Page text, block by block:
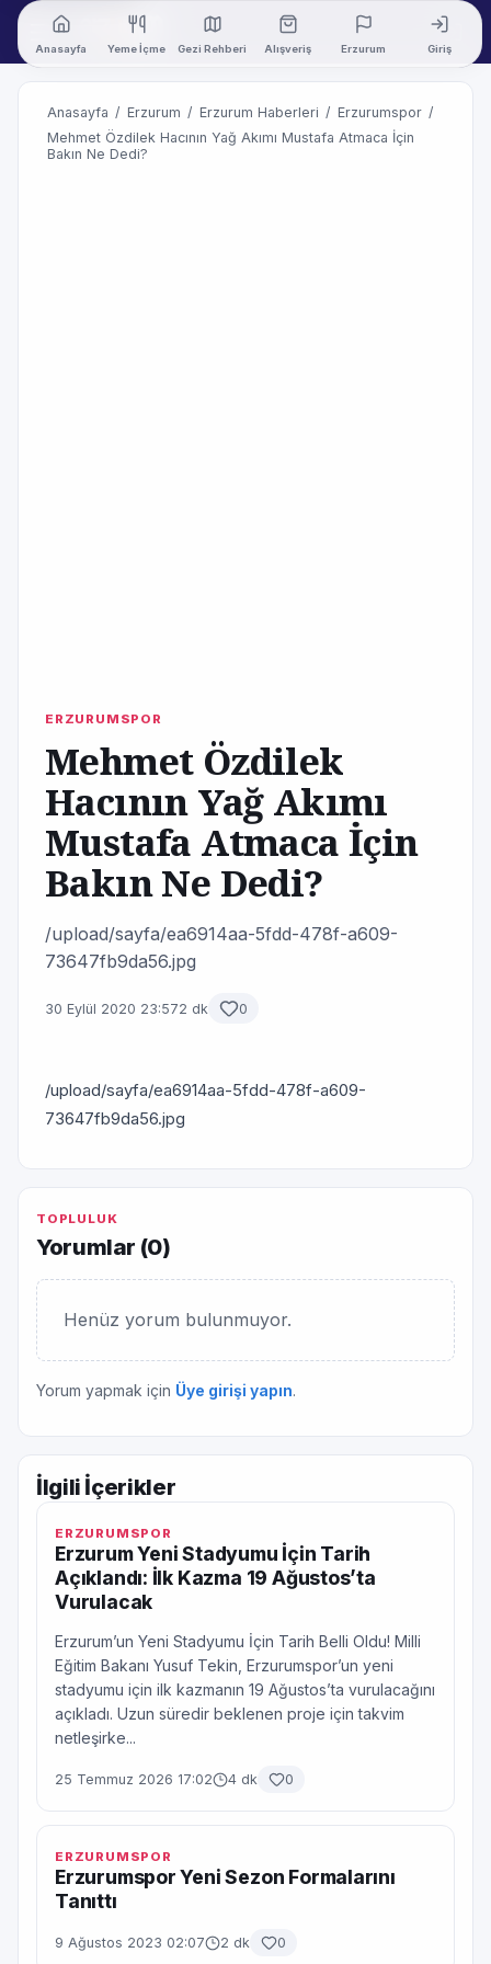
Anasayfa Yeme İçme Gezi Rehberi Alışveriş Erzurum Giriş
Anasayfa / Erzurum / Erzurum Haberleri / Erzurumspor /
Mehmet Özdilek Hacının Yağ Akımı Mustafa Atmaca İçin
Bakın Ne Dedi?
ERZURUMSPOR
Mehmet Özdilek
Hacının Yağ Akımı
Mustafa Atmaca İçin
Bakın Ne Dedi?
/upload/sayfa/ea6914aa-5fdd-478f-a609-
73647fb9da56.jpg
30 Eylül 2020 23:572 dk 0
/upload/sayfa/ea6914aa-5fdd-478f-a609-
73647fb9da56.jpg
TOPLULUK
Yorumlar (0)
Henüz yorum bulunmuyor.
Yorum yapmak için Üye girişi yapın.
İlgili İçerikler
ERZURUMSPOR
Erzurum Yeni Stadyumu İçin Tarih
Açıklandı: İlk Kazma 19 Ağustos’ta
Vurulacak
Erzurum’un Yeni Stadyumu İçin Tarih Belli Oldu! Milli
Eğitim Bakanı Yusuf Tekin, Erzurumspor’un yeni
stadyumu için ilk kazmanın 19 Ağustos’ta vurulacağını
açıkladı. Uzun süredir beklenen proje için takvim
netleşirke...
25 Temmuz 2026 17:02 4 dk 0
ERZURUMSPOR
Erzurumspor Yeni Sezon Formalarını
Tanıttı
9 Ağustos 2023 02:07 2 dk 0